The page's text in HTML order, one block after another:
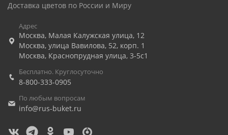
Доставка цветов по России и Миру
Адрес
Москва, Малая Калужская улица, 12
Москва, улица Вавилова, 52, корп. 1
Москва, Краснопрудная улица, 3-5с1
Бесплатно. Круглосуточно
8-800-333-0905
По любым вопросам
info@rus-buket.ru